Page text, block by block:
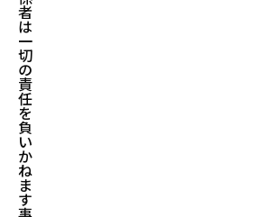
者
は
一
切
の
責
任
を
負
い
か
ね
ま
す